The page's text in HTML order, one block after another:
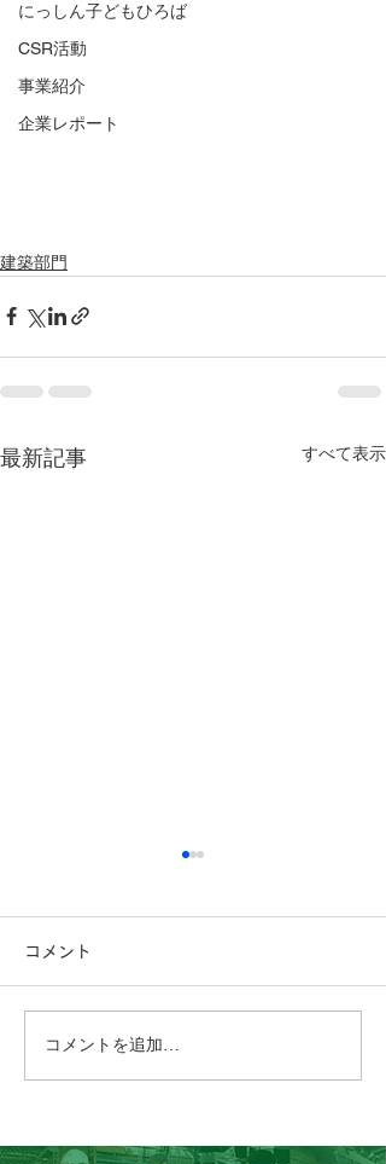
にっしん子どもひろば
CSR活動
事業紹介
企業レポート
建築部門
最新記事 すべて表示
経営企画部のHです。
コメント
コメントを追加…